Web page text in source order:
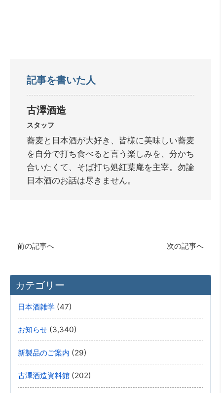
記事を書いた人
古澤酒造
スタッフ
蕎麦と日本酒が大好き、皆様に美味しい蕎麦
を自分で打ち食べると言う楽しみを、分かち
合いたくて、そば打ち処紅葉庵を主宰。勿論
日本酒のお話は尽きません。
前の記事へ 次の記事へ
カテゴリー
日本酒雑学 (47)
お知らせ (3,340)
新製品のご案内 (29)
古澤酒造資料館 (202)